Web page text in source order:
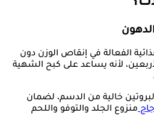
الفعالة في إنقاص الوزن دون
لأنه يساعد على كبح الشهية
خالية من الدسم، لضمان
منزوع الجلد والتوفو واللحم